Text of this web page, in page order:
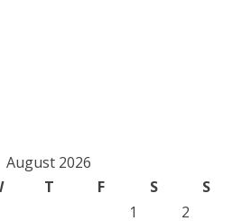
August 2026
T F S
S
1
2